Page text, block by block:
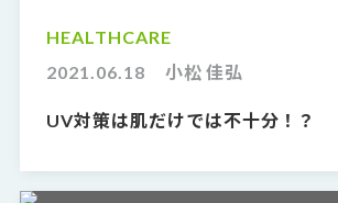
HEALTHCARE
2021.06.18
小松 佳弘
UV対策は肌だけでは不十分！？